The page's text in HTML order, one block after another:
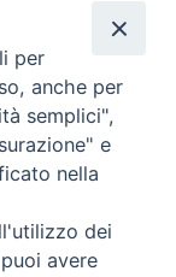
riservati - Vita
per
anche per
semplici",
e
nella
dei
avere